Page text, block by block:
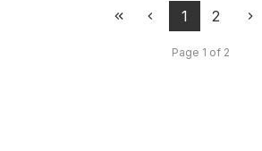
1 2
Page 1 of 2